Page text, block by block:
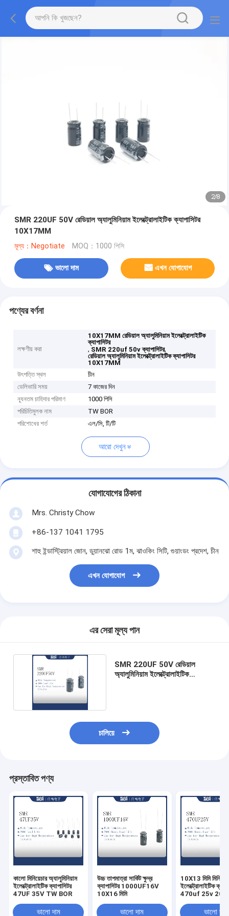
2/8
SMR 220UF 50V রেডিয়াল অ্যালুমিনিয়াম ইলেক্ট্রোলাইটিক ক্যাপাসিটর
10X17MM
মূল্য：Negotiate MOQ：1000 পিসি
ভালো দাম এখন যোগাযোগ
পণ্যের বর্ণনা
লক্ষণীয় করা
10X17MM রেডিয়াল অ্যালুমিনিয়াম ইলেক্ট্রোলাইটিক
ক্যাপাসিটর
, SMR 220uf 50v ক্যাপাসিটর,
রেডিয়াল অ্যালুমিনিয়াম ইলেক্ট্রোলাইটিক ক্যাপাসিটর
10X17MM
উৎপত্তি স্থল
চীন
ডেলিভারি সময়
7 কাজের দিন
ন্যূনতম চাহিদার পরিমাণ
1000 পিসি
পরিচিতিমুলক নাম
TW BOR
পরিশোধের শর্ত
এল/সি, টি/টি
আরো দেখুন
যোগাযোগের ঠিকানা
Mrs. Christy Chow
+86-137 1041 1795
শাহু ইন্ডাস্ট্রিয়াল জোন, ডুয়ানঝো রোড 1ম, ঝাওকিং সিটি, গুয়াংডং প্রদেশ, চীন
এখন যোগাযোগ
এর সেরা মূল্য পান
SMR 220UF 50V রেডিয়াল
অ্যালুমিনিয়াম ইলেক্ট্রোলাইটিক
চালিয়ে
প্রস্তাবিত পণ্য
কালো মিনিয়েচার অ্যালুমিনিয়াম
ইলেক্ট্রোলাইটিক ক্যাপাসিটর
47UF 35V TW BOR
ভালো দাম
উচ্চ তাপমাত্রা সার্কিট ক্ষুদ্র
ক্যাপাসিটর 1000UF16V
10X16 মিমি
ভালো দাম
10X13 মিমি
ইলেক্ট্রোলাইটিক
470uf 25v 2000
ভালো দাম